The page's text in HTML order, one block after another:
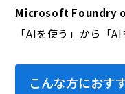
Microsoft Foundry
「AIを使う」から「
こんな方におす